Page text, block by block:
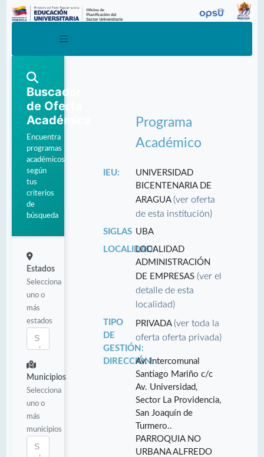
Buscador
de Oferta
Académica
Encuentra
programas
académicos
según
tus
criterios
de
búsqueda
Estados
Selecciona
uno o
más
estados
Municipios
Selecciona
uno o
más
municipios
Programa
Académico
IEU:
UNIVERSIDAD
BICENTENARIA DE
ARAGUA(ver oferta
de esta institución)
SIGLAS UBA
LOCALIDAD:LOCALIDAD
ADMINISTRACIÓN
DE EMPRESAS(ver el
detalle de esta
localidad)
TIPO
DE
GESTIÓN:
PRIVADA(ver toda la
oferta oferta privada)
DIRECCIÓN:Av. Intercomunal
Santiago Mariño c/c
Av. Universidad,
Sector La Providencia,
San Joaquín de
Turmero..
PARROQUIA NO
URBANA ALFREDO